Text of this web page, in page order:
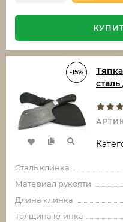
-15%
Сталь клинка
Материал рукояти
Длина клинка
Толщина клинка